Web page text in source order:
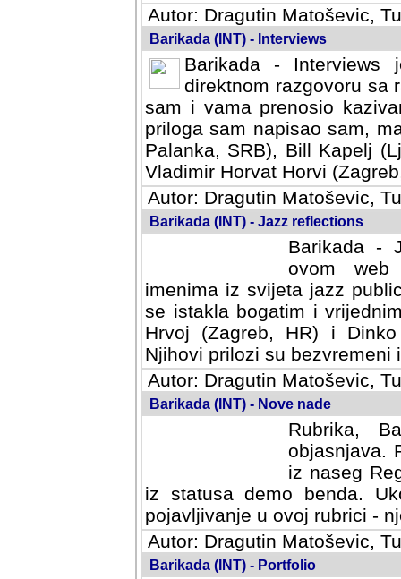
Autor: Dragutin Matoševic,
Barikada (INT) - Interviews
Barikada -
direktnom razgovoru sa
sam i vama prenosio
priloga sam napisao sam,
Palanka, SRB), Bill Kapelj
Vladimir Horvat Horvi
Autor: Dragutin Matoševic,
Barikada (INT) - Jazz reflections
Barikada -
ovom web
imenima iz svijeta jazz
se istakla bogatim i
Hrvoj (Zagreb, HR) i
Njihovi prilozi su bezvremeni
Autor: Dragutin Matoševic,
Barikada (INT) - Nove nade
Rubrika,
objasnjava.
iz naseg
iz statusa demo benda.
pojavljivanje u ovoj rubrici -
Autor: Dragutin Matoševic,
Barikada (INT) - Portfolio